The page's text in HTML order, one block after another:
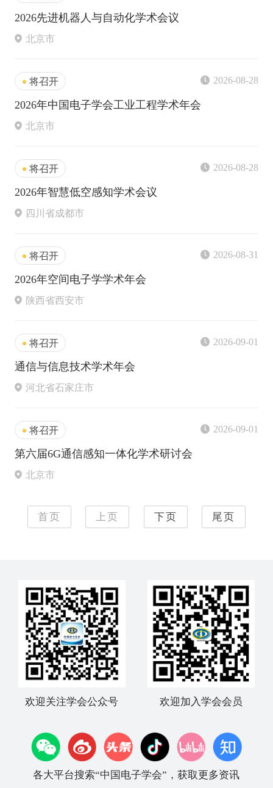
2026先进机器人与自动化学术会议
北京市
将召开 2026-08-28
2026年中国电子学会工业工程学术年会
北京市
将召开 2026-08-28
2026年智慧低空感知学术会议
四川省成都市
将召开 2026-08-31
2026年空间电子学学术年会
陕西省西安市
将召开 2026-09-01
通信与信息技术学术年会
河北省石家庄市
将召开 2026-09-01
第六届6G通信感知一体化学术研讨会
北京市
首页 上页 下页 尾页
欢迎关注学会公众号 欢迎加入学会会员
各大平台搜索“中国电子学会”，获取更多资讯